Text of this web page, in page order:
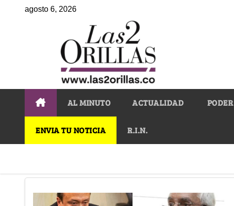
agosto 6, 2026
AL MINUTO ACTUALIDAD PODER
ENVIA TU NOTICIA R.I.N.